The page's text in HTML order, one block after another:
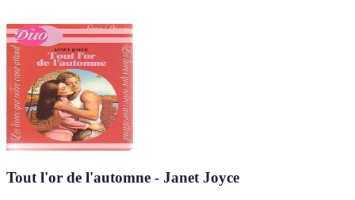
Tout l'or de l'automne - Janet Joyce